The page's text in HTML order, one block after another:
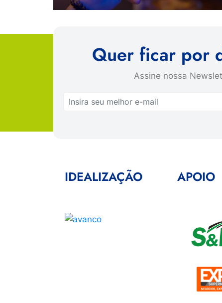
Quer ficar por
Assine nossa
IDEALIZAÇÃO APOIO